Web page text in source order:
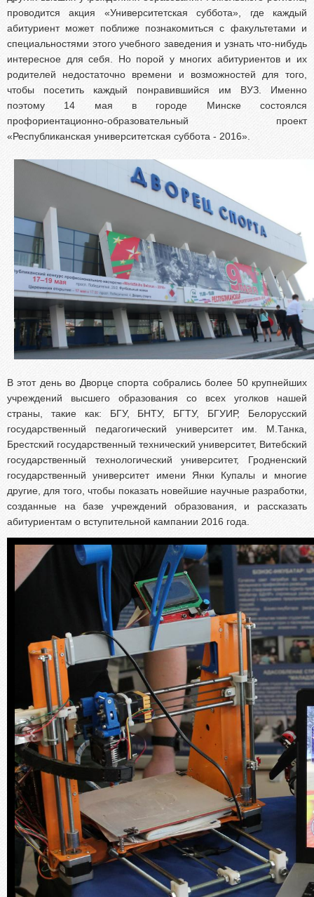
Зачисление без вступительных испытаний
Родителям абитуриентов
Часто задаваемые вопросы
Факультет довузовской подготовки
Централизованное тестирование
Репетиционное тестирование
проводится акция «Университетская суббота», где каждый
абитуриент может поближе познакомиться с факультетами и
специальностями этого учебного заведения и узнать что-нибудь
интересное для себя. Но порой у многих абитуриентов и их
родителей недостаточно времени и возможностей для того,
чтобы посетить каждый понравившийся им ВУЗ. Именно
поэтому 14 мая в городе Минске состоялся
профориентационно-образовательный проект
«Республиканская университетская суббота - 2016».
В этот день во Дворце спорта собрались более 50 крупнейших
учреждений высшего образования со всех уголков нашей
страны, такие как: БГУ, БНТУ, БГТУ, БГУИР, Белорусский
государственный педагогический университет им. М.Танка,
Брестский государственный технический университет, Витебский
государственный технологический университет, Гродненский
государственный университет имени Янки Купалы и многие
другие, для того, чтобы показать новейшие научные разработки,
созданные на базе учреждений образования, и рассказать
абитуриентам о вступительной кампании 2016 года.